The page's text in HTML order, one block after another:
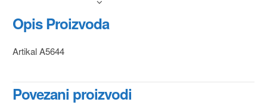
Opis Proizvoda
Artikal A5644
Povezani proizvodi